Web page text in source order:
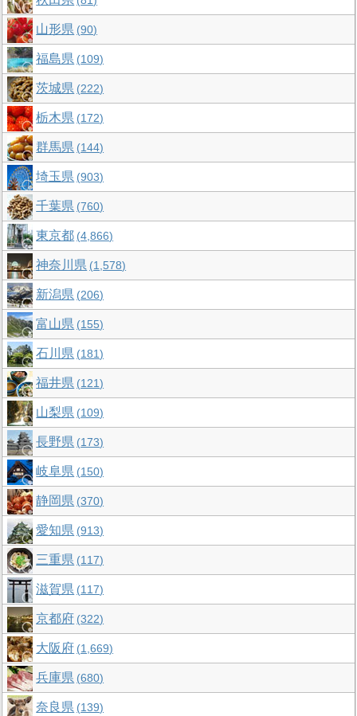
山形県 90
福島県 109
茨城県 222
栃木県 172
群馬県 144
埼玉県 903
千葉県 760
東京都 4,866
神奈川県 1,578
新潟県 206
富山県 155
石川県 181
福井県 121
山梨県 109
長野県 173
岐阜県 150
静岡県 370
愛知県 913
三重県 117
滋賀県 117
京都府 322
大阪府 1,669
兵庫県 680
奈良県 139